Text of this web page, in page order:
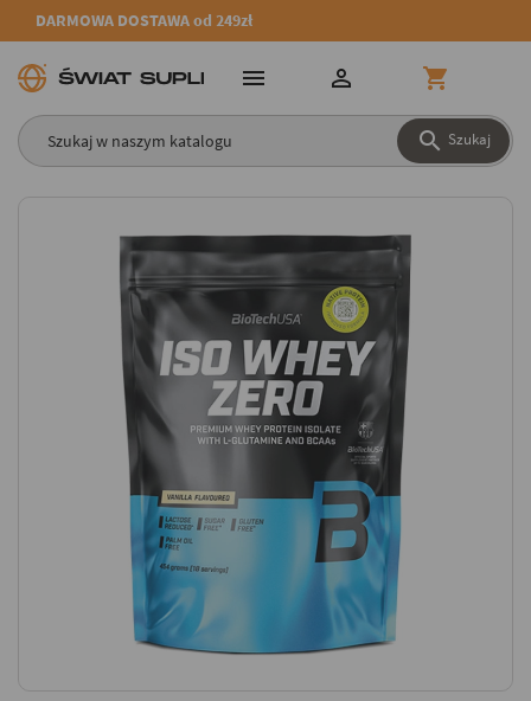
DARMOWA DOSTAWA od 249zł
 Szukaj
  